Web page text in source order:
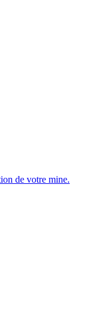
de votre mine.